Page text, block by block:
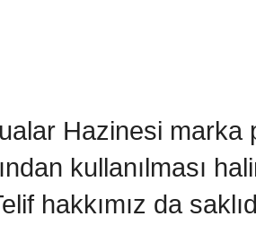
Hazinesi marka
kullanılması
hakkımız da